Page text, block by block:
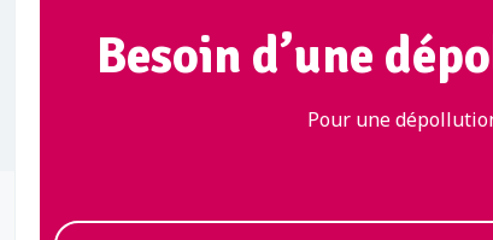
Besoin d’une
Pour une